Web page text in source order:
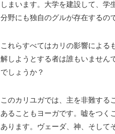
しまいます。大学を建設して、学
分野にも独自のグルが存在するの
これらすべてはカリの影響による
解しようとする者は誰もいません
でしょうか？
このカリユガでは、主を非難する
あることもヨーガです。嘘をつく
あります。ヴェーダ、神、そして